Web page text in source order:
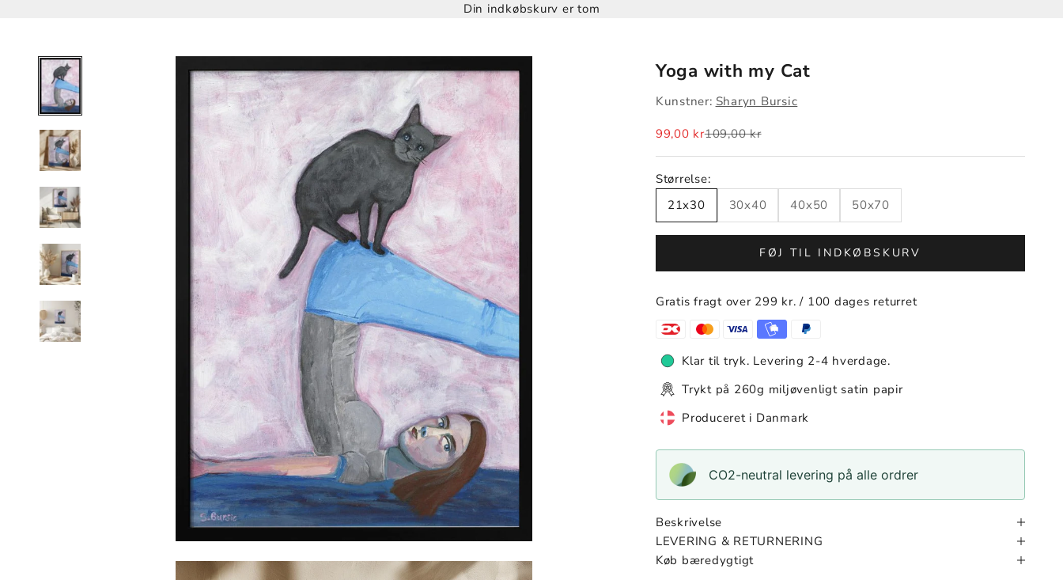
Din indkøbskurv er tom
Yoga with my Cat
Kunstner: Sharyn Bursic
Salgspris
99,00 krNormalpris
109,00 kr
Størrelse:
21x30
30x40 40x50 50x70
FØJ TIL INDKØBSKURV
Gratis fragt over 299 kr. / 100 dages returret
Klar til tryk. Levering 2-4 hverdage.
Trykt på 260g miljøvenligt satin papir
Produceret i Danmark
CO2-neutral levering på alle ordrer
Beskrivelse
LEVERING & RETURNERING
Køb bæredygtigt